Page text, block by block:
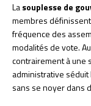
Lasouplesse de
membres
fréquence des
modalités de vote.
contrairement à une
administrative
sans se noyer dans